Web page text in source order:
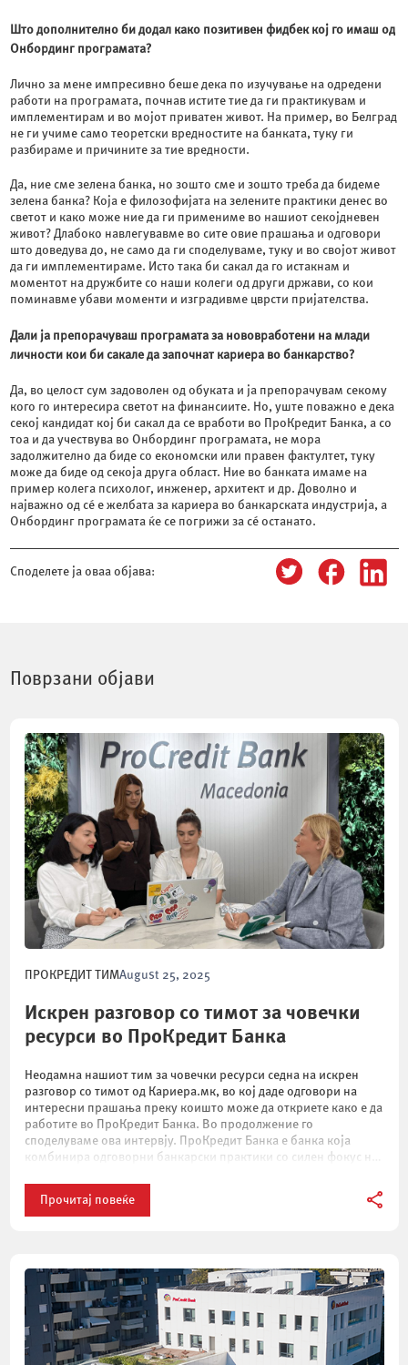
Што дополнително би додал како позитивен фидбек кој го имаш од
Онбординг програмата?
Лично за мене импресивно беше дека по изучување на одредени
работи на програмата, почнав истите тие да ги практикувам и
имплементирам и во мојот приватен живот. На пример, во Белград
не ги учиме само теоретски вредностите на банката, туку ги
разбираме и причините за тие вредности.
Да, ние сме зелена банка, но зошто сме и зошто треба да бидеме
зелена банка? Која е филозофијата на зелените практики денес во
светот и како може ние да ги примениме во нашиот секојдневен
живот? Длабоко навлегувавме во сите овие прашања и одговори
што доведува до, не само да ги споделуваме, туку и во својот живот
да ги имплементираме. Исто така би сакал да го истакнам и
моментот на дружбите со наши колеги од други држави, со кои
поминавме убави моменти и изградивме цврсти пријателства.
Дали ја препорачуваш програмата за нововработени на млади
личности кои би сакале да започнат кариера во банкарство?
Да, во целост сум задоволен од обуката и ја препорачувам секому
кого го интересира светот на финансиите. Но, уште поважно е дека
секој кандидат кој би сакал да се вработи во ПроКредит Банка, а со
тоа и да учествува во Онбординг програмата, не мора
задолжително да биде со економски или правен фактултет, туку
може да биде од секоја друга област. Ние во банката имаме на
пример колега психолог, инженер, архитект и др. Доволно и
најважно од сé е желбата за кариера во банкарската индустрија, а
Онбординг програмата ќе се погрижи за сé останато.
Споделете ја оваа објава:
Поврзани објави
ПРОКРЕДИТ ТИМAugust 25, 2025
Искрен разговор со тимот за човечки
ресурси во ПроКредит Банка
Неодамна нашиот тим за човечки ресурси седна на искрен
разговор со тимот од Кариера.мк, во кој даде одговори на
интересни прашања преку коишто може да откриете како е да
работите во ПроКредит Банка. Во продолжение го
споделуваме ова интервју. ПроКредит Банка е банка која
комбинира одговорни банкарски практики со силен фокус на
Прочитај повеќе